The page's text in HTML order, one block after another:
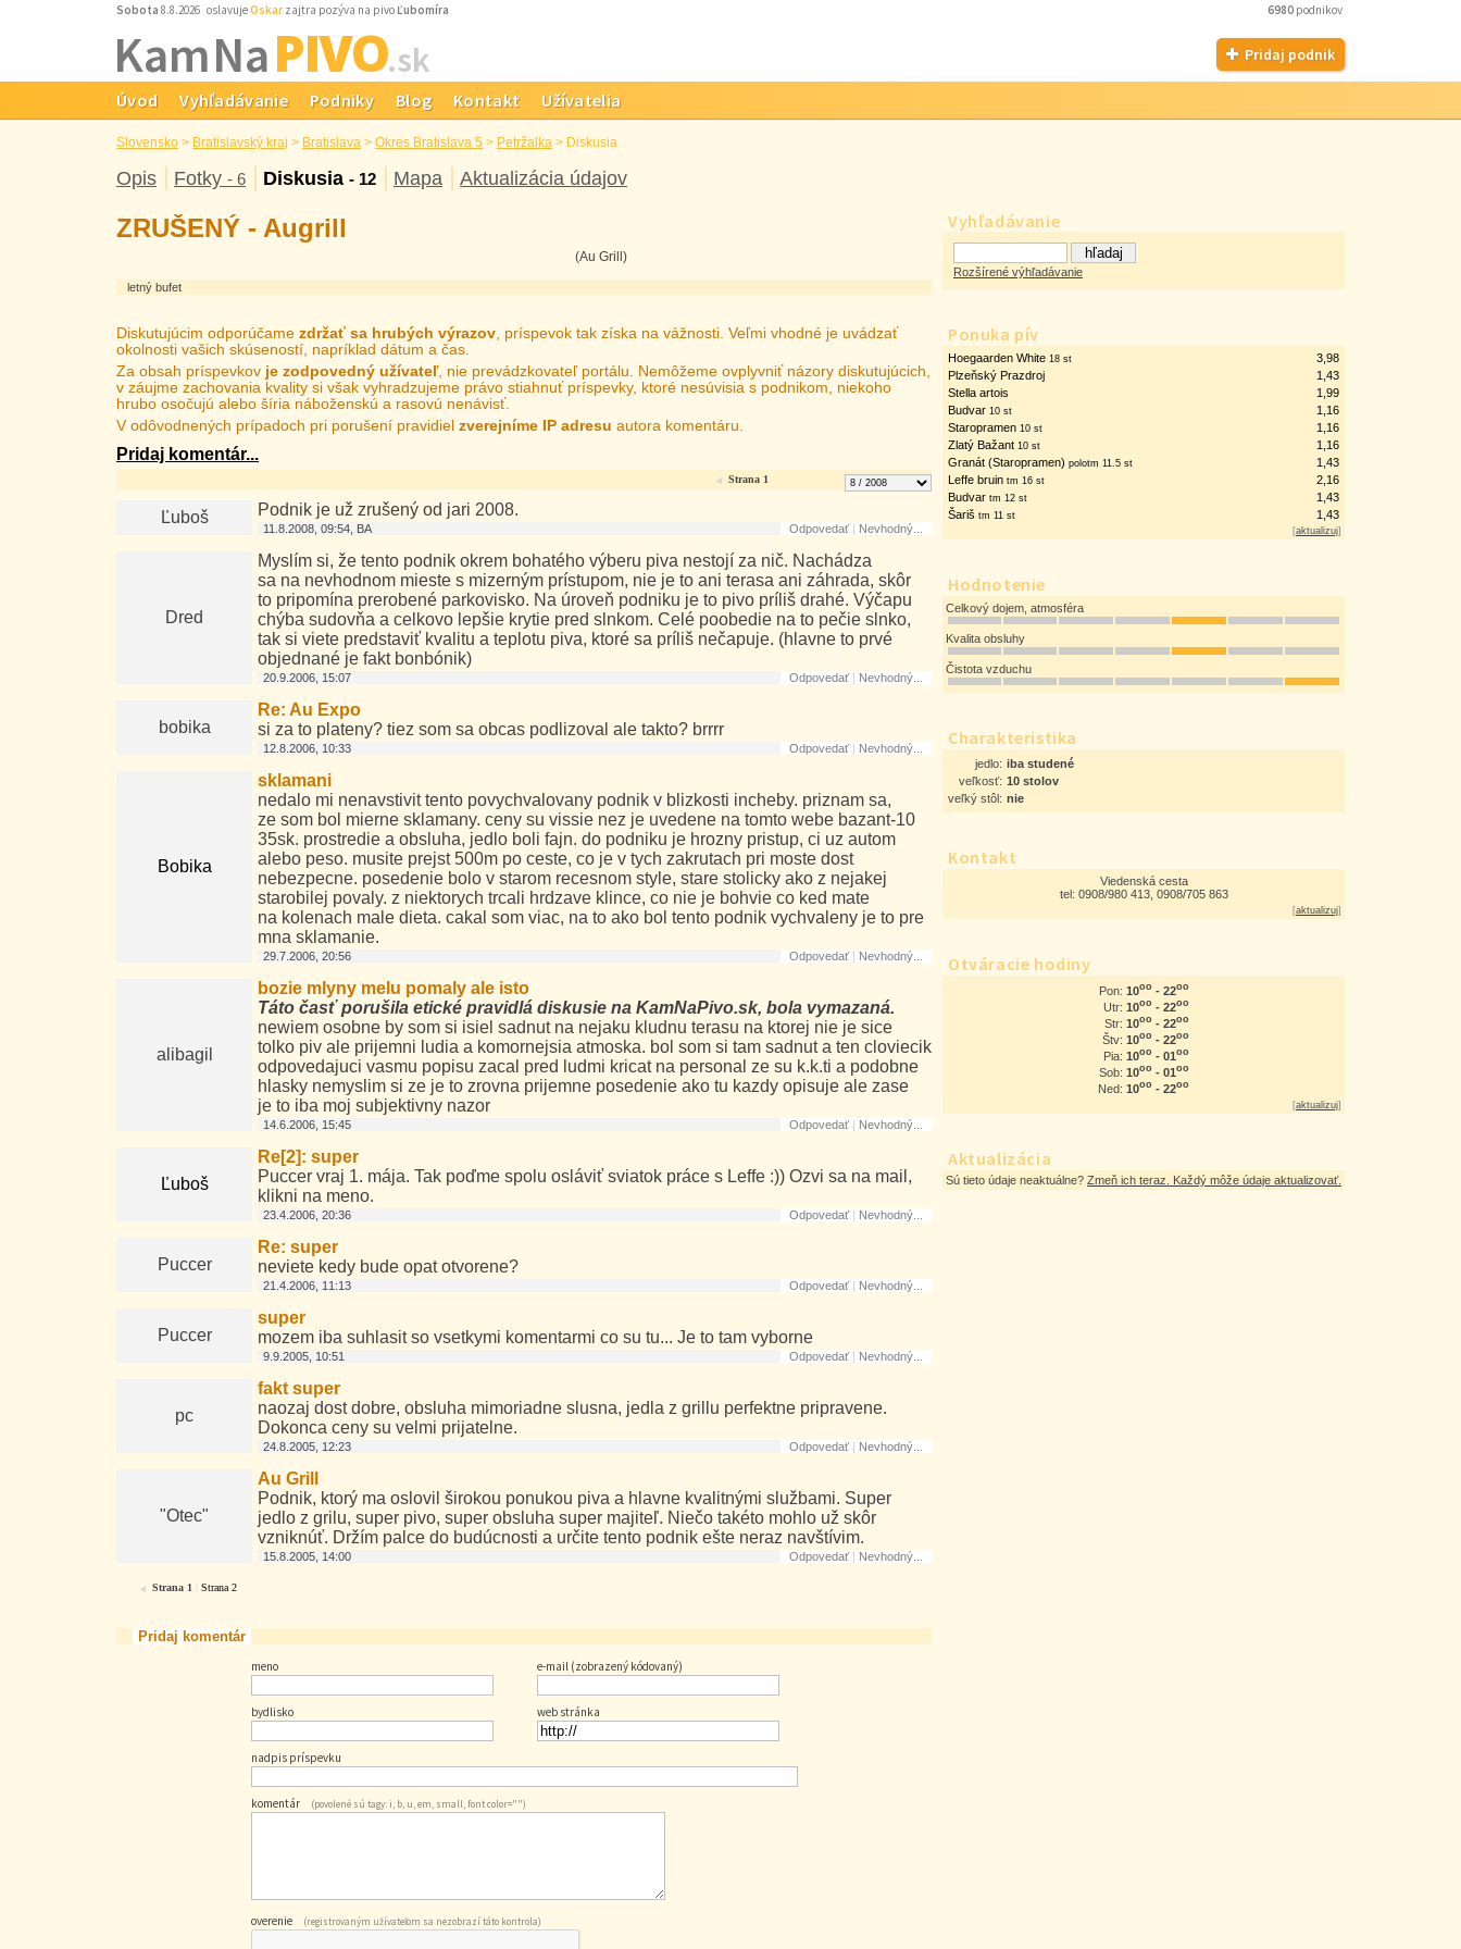
Sobota 8.8.2026 oslavujeOskar zajtra pozýva na pivo Ľubomíra 6980 podnikov
Kam NaPIVO.sk Pridaj podnik
Úvod Vyhľadávanie Podniky Blog Kontakt Užívatelia
Slovensko > Bratislavský kraj > Bratislava > Okres Bratislava 5 > Petržalka > Diskusia
Opis Fotky - 6 Diskusia - 12 Mapa
Aktualizácia údajov
Vyhľadávanie
Rozšírené výhľadávanie
Ponuka pív
Hoegaarden White 18 st
3,98
Plzeňský Prazdroj
1,43
Stella artois
1,99
Budvar 10 st
1,16
Staropramen 10 st
1,16
Zlatý Bažant 10 st
1,16
Granát (Staropramen) polotm 11.5 st
1,43
Leffe bruin tm 16 st
2,16
Budvar tm 12 st
1,43
Šariš tm 11 st 1,43
[aktualizuj]
Hodnotenie
Celkový dojem, atmosféra
Kvalita obsluhy
Čistota vzduchu
Charakteristika
jedlo: iba studené
veľkosť: 10 stolov
veľký stôl: nie
Kontakt
Viedenská cesta
tel: 0908/980 413, 0908/705 863
[aktualizuj]
Otváracie hodiny
Pon: 10oo - 22oo
Utr: 10oo - 22oo
Str: 10oo - 22oo
Štv: 10oo - 22oo
Pia: 10oo - 01oo
Sob: 10oo - 01oo
Ned: 10oo - 22oo
[aktualizuj]
Aktualizácia
Sú tieto údaje neaktuálne? Zmeň ich teraz. Každý môže údaje aktualizovať.
ZRUŠENÝ - Augrill
letný bufet
(Au Grill)
Diskutujúcim odporúčame zdržať sa hrubých výrazov, príspevok tak získa na vážnosti. Veľmi vhodné je uvádzať
okolnosti vašich skúseností, napríklad dátum a čas.
Za obsah príspevkov je zodpovedný užívateľ, nie prevádzkovateľ portálu. Nemôžeme ovplyvniť názory diskutujúcich,
v záujme zachovania kvality si však vyhradzujeme právo stiahnuť príspevky, ktoré nesúvisia s podnikom, niekoho
hrubo osočujú alebo šíria náboženskú a rasovú nenávisť.
V odôvodnených prípadoch pri porušení pravidiel zverejníme IP adresu autora komentáru.
Pridaj komentár...
Strana 1
Ľuboš Podnik je už zrušený od jari 2008.
Odpovedať | Nevhodný...
11.8.2008, 09:54, BA
Dred
Myslím si, že tento podnik okrem bohatého výberu piva nestojí za nič. Nachádza
sa na nevhodnom mieste s mizerným prístupom, nie je to ani terasa ani záhrada, skôr
to pripomína prerobené parkovisko. Na úroveň podniku je to pivo príliš drahé. Výčapu
chýba sudovňa a celkovo lepšie krytie pred slnkom. Celé poobedie na to pečie slnko,
tak si viete predstaviť kvalitu a teplotu piva, ktoré sa príliš nečapuje. (hlavne to prvé
objednané je fakt bonbónik)
Odpovedať | Nevhodný...
20.9.2006, 15:07
bobika
Re: Au Expo
si za to plateny? tiez som sa obcas podlizoval ale takto? brrrr
Odpovedať | Nevhodný...
12.8.2006, 10:33
Bobika
sklamani
nedalo mi nenavstivit tento povychvalovany podnik v blizkosti incheby. priznam sa,
ze som bol mierne sklamany. ceny su vissie nez je uvedene na tomto webe bazant-10
35sk. prostredie a obsluha, jedlo boli fajn. do podniku je hrozny pristup, ci uz autom
alebo peso. musite prejst 500m po ceste, co je v tych zakrutach pri moste dost
nebezpecne. posedenie bolo v starom recesnom style, stare stolicky ako z nejakej
starobilej povaly. z niektorych trcali hrdzave klince, co nie je bohvie co ked mate
na kolenach male dieta. cakal som viac, na to ako bol tento podnik vychvaleny je to pre
mna sklamanie.
Odpovedať | Nevhodný...
29.7.2006, 20:56
alibagil
bozie mlyny melu pomaly ale isto
Táto časť porušila etické pravidlá diskusie na KamNaPivo.sk, bola vymazaná.
newiem osobne by som si isiel sadnut na nejaku kludnu terasu na ktorej nie je sice
tolko piv ale prijemni ludia a komornejsia atmoska. bol som si tam sadnut a ten cloviecik
odpovedajuci vasmu popisu zacal pred ludmi kricat na personal ze su k.k.ti a podobne
hlasky nemyslim si ze je to zrovna prijemne posedenie ako tu kazdy opisuje ale zase
je to iba moj subjektivny nazor
Odpovedať | Nevhodný...
14.6.2006, 15:45
Ľuboš
Re[2]: super
Puccer vraj 1. mája. Tak poďme spolu osláviť sviatok práce s Leffe :)) Ozvi sa na mail,
klikni na meno.
Odpovedať | Nevhodný...
23.4.2006, 20:36
Puccer
Re: super
neviete kedy bude opat otvorene?
Odpovedať | Nevhodný...
21.4.2006, 11:13
Puccer
super
mozem iba suhlasit so vsetkymi komentarmi co su tu... Je to tam vyborne
Odpovedať | Nevhodný...
9.9.2005, 10:51
pc
fakt super
naozaj dost dobre, obsluha mimoriadne slusna, jedla z grillu perfektne pripravene.
Dokonca ceny su velmi prijatelne.
Odpovedať | Nevhodný...
24.8.2005, 12:23
"Otec"
Au Grill
Podnik, ktorý ma oslovil širokou ponukou piva a hlavne kvalitnými službami. Super
jedlo z grilu, super pivo, super obsluha super majiteľ. Niečo takéto mohlo už skôr
vzniknúť. Držím palce do budúcnosti a určite tento podnik ešte neraz navštívim.
Odpovedať | Nevhodný...
15.8.2005, 14:00
Strana 1 Strana 2
Pridaj komentár
meno
bydlisko
e-mail (zobrazený kódovaný)
web stránka
nadpis príspevku
komentár (povolené sú tagy: i, b, u, em, small, font color="")
overenie (registrovaným užívateľom sa nezobrazí táto kontrola)